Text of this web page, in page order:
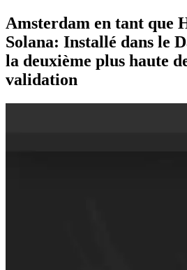
Amsterdam en tant que
Solana: Installé dans le
la deuxième plus haute
validation